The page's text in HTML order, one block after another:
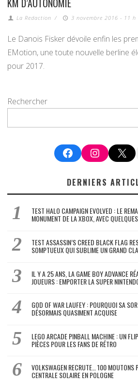
KM D’AUTONOMIE
La Redaction / 3 novembre 2016 - 11 h
Le Danois Fisker dévoile enfin les
EMotion, une toute nouvelle berline
pour 2017.
Rechercher
FacebookInstagram
X
DERNIERS
TEST HALO CAMPAIGN EVOLVED : LE
MONUMENT DE LA XBOX, AVEC
TEST ASSASSIN’S CREED BLACK FLAG
SOMPTUEUX QUI SUBLIME UN GRAND
IL Y A 25 ANS, LA GAME BOY ADVANCE
JOUEURS : EMPORTER LA SUPER
GOD OF WAR LAUFEY : POURQUOI SA
DÉSORMAIS QUASIMENT ACQUISE
LEGO ARCADE PINBALL MACHINE : UN
PIÈCES POUR LES FANS DE RÉTRO
VOLKSWAGEN RECRUTE… 100 MOUTONS
CENTRALE SOLAIRE EN POLOGNE